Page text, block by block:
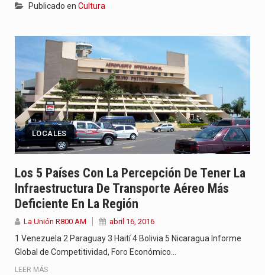
Publicado en Cultura
LOCALES
Los 5 Países Con La Percepción De Tener La
Infraestructura De Transporte Aéreo Más
Deficiente En La Región
La Unión R800 AM abril 16, 2016
1 Venezuela 2 Paraguay 3 Haití 4 Bolivia 5 Nicaragua Informe
Global de Competitividad, Foro Económico…
LEER MÁS